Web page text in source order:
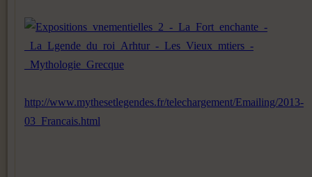
http://www.mythesetlegendes.fr/telechargement/Emailing/2013-
03_Francais.html